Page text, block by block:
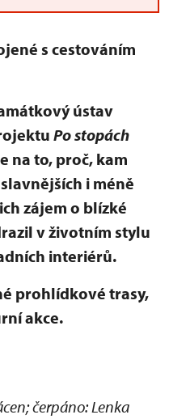
s cestováním
ústav
Po stopách
na to, proč, kam
i méně
zájem o blízké
v životním stylu
interiérů.
prohlídkové trasy,
akce.
čerpáno: Lenka